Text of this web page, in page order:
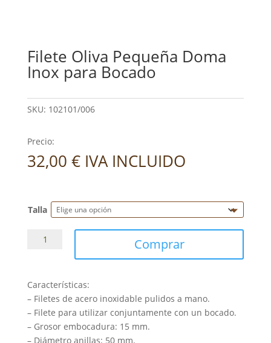
Filete Oliva Pequeña Doma
Inox para Bocado
SKU: 102101/006
Precio:
32,00 € IVA INCLUIDO
Talla
Filete
Inox
para
Bocado
cantidad
Comprar
Características:
– Filetes de acero inoxidable pulidos a mano.
– Filete para utilizar conjuntamente con un bocado.
– Grosor embocadura: 15 mm.
– Diámetro anillas: 50 mm.